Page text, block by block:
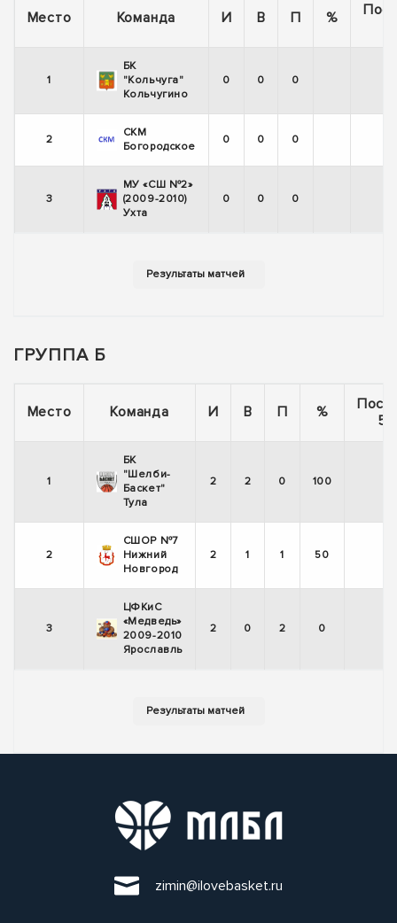
Место Команда И В П %
1
БК
"Кольчуга"
Кольчугино
0 0 0
2
СКМ
Богородское
0 0 0
3
МУ «СШ №2»
(2009-2010)
Ухта
0 0 0
ГРУППА Б
Место Команда И В П %
5
1
БК
"Шелби-
Баскет"
Тула
2 2 0 100
2
СШОР №7
Нижний
Новгород
2 1 1 50
3
ЦФКиС
«Медведь»
2009-2010
Ярославль
2 0 2 0
zimin@ilovebasket.ru